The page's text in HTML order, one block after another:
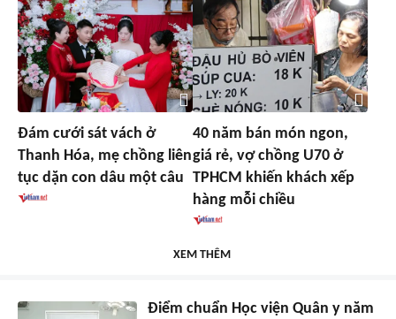
Đám cưới sát vách ở
Thanh Hóa, mẹ chồng liên
tục dặn con dâu một câu
40 năm bán món ngon,
giá rẻ, vợ chồng U70 ở
TPHCM khiến khách xếp
hàng mỗi chiều
XEM THÊM
Điểm chuẩn Học viện Quân y năm